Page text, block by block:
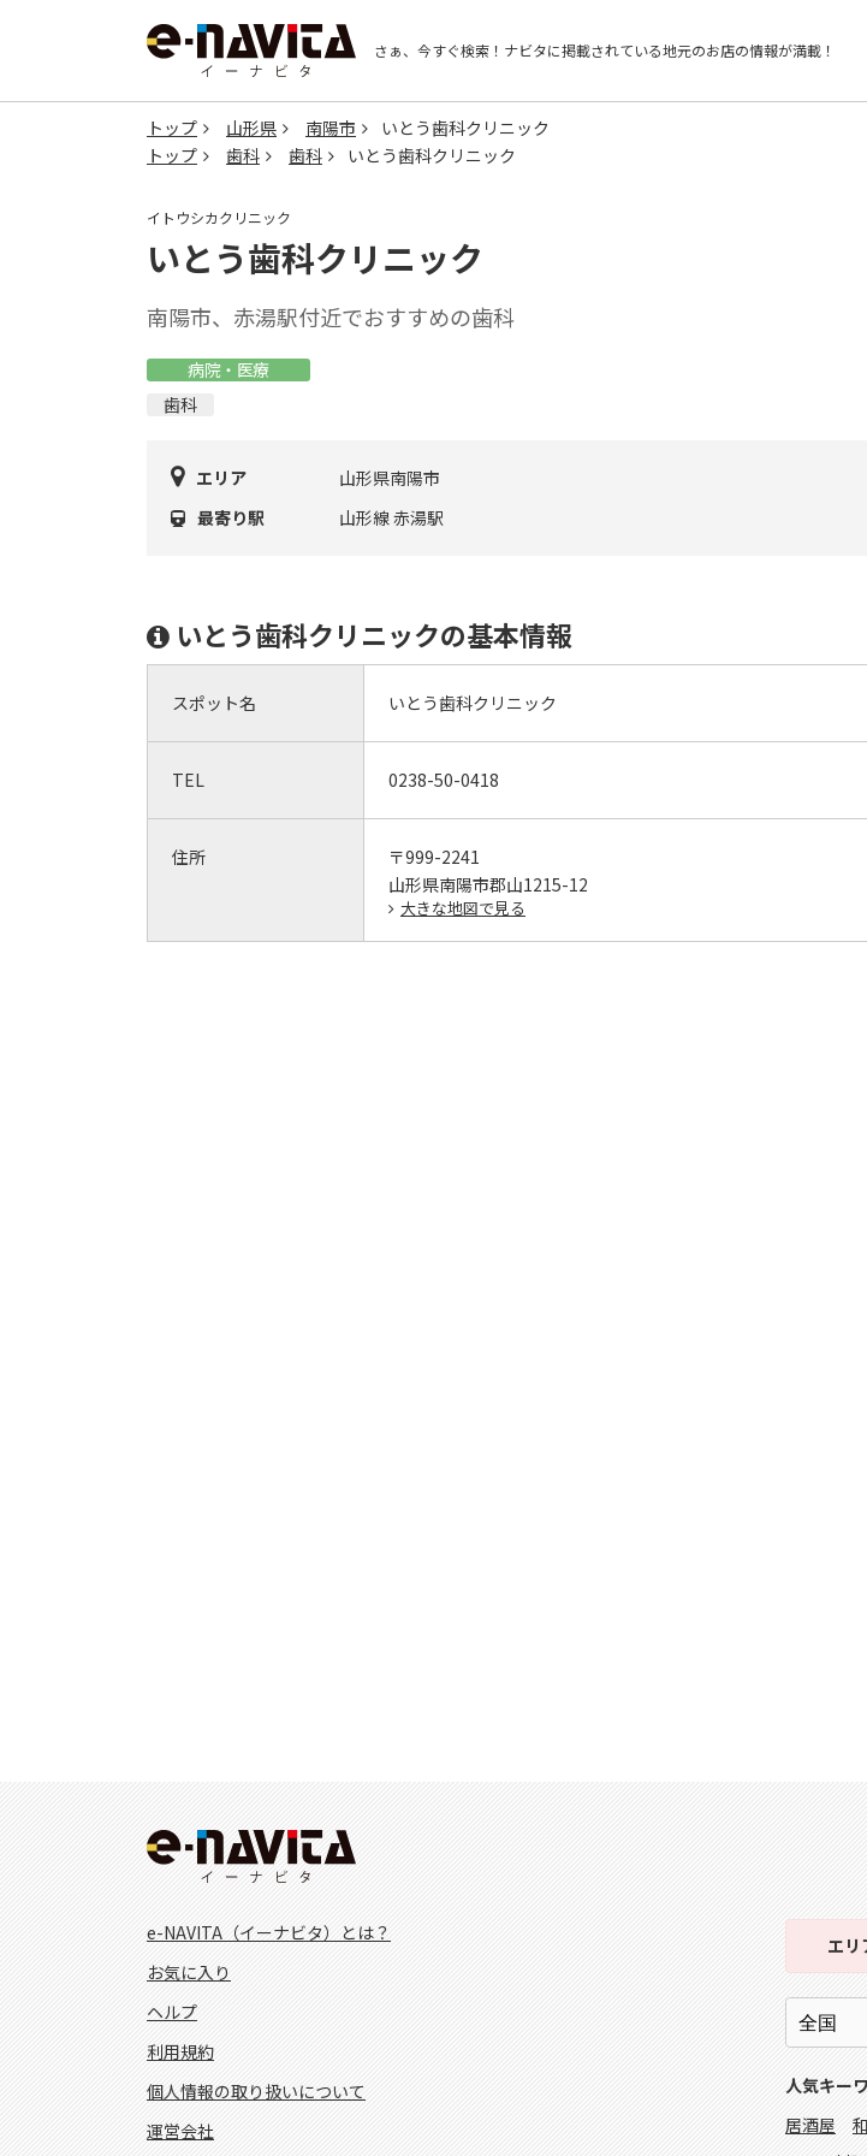
さぁ、今すぐ検索！ ナビタに掲載されている地元のお店の情報が満載！
トップ 山形県 南陽市
いとう歯科クリニック
トップ
歯科 歯科 いとう歯科クリニック
イトウシカクリニック
いとう歯科クリニック
南陽市、赤湯駅付近でおすすめの歯科
病院・医療
歯科
エリア
山形県南陽市
最寄り駅
山形線 赤湯駅
いとう歯科クリニックの基本情報
スポット名 いとう歯科クリニック
TEL 0238-50-0418
住所
〒999-2241
山形県南陽市郡山1215-12
大きな地図で見る
e-NAVITA（イーナビタ）とは？
お気に入り
ヘルプ
利用規約
個人情報の取り扱いについて
運営会社
エリ
人気キー
居酒屋